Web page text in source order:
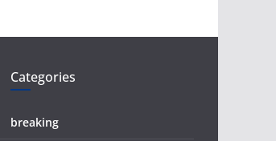
Categories
breaking